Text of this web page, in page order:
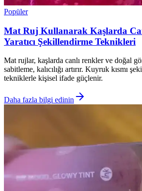
Popüler
Mat Ruj Kullanarak Kaşlarda
Yaratıcı Şekillendirme Teknikleri
Mat rujlar, kaşlarda canlı renkler ve doğal
sabitleme, kalıcılığı artırır. Kuyruk kısmı
tekniklerle kişisel ifade güçlenir.
Daha fazla bilgi edinin